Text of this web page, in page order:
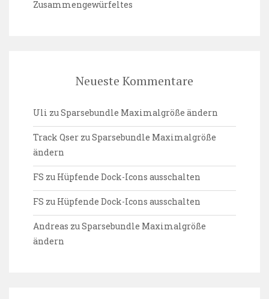
Zusammengewürfeltes
Neueste Kommentare
Uli zuSparsebundle Maximalgröße ändern
Track Qser zuSparsebundle Maximalgröße
ändern
FS zu Hüpfende Dock-Icons ausschalten
FS zu Hüpfende Dock-Icons ausschalten
Andreas zuSparsebundle Maximalgröße
ändern